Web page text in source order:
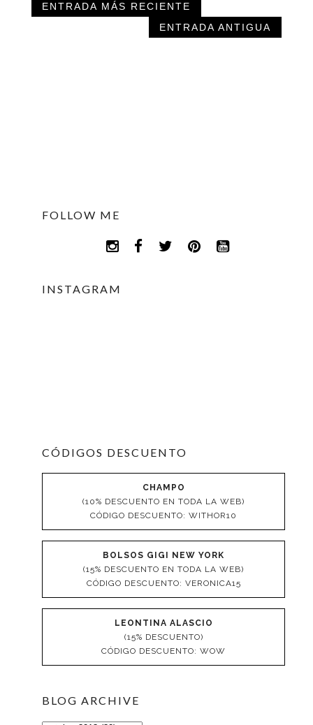
ENTRADA MÁS RECIENTE
ENTRADA ANTIGUA
FOLLOW ME
INSTAGRAM
CÓDIGOS DESCUENTO
CHAMPO
(10% DESCUENTO EN TODA LA WEB)
CÓDIGO DESCUENTO: WITHOR10
BOLSOS GIGI NEW YORK
(15% DESCUENTO EN TODA LA WEB)
CÓDIGO DESCUENTO: VERONICA15
LEONTINA ALASCIO
(15% DESCUENTO)
CÓDIGO DESCUENTO: WOW
BLOG ARCHIVE